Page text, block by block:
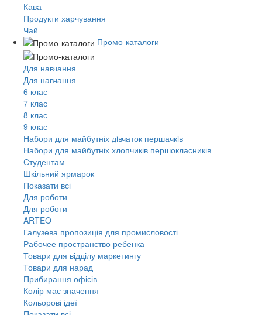
Кава
Продукти харчування
Чай
Промо-каталоги
Для навчання
Для навчання
6 клас
7 клас
8 клас
9 клас
Набори для майбутніх дiвчаток першачкiв
Набори для майбутніх хлопчиків першокласників
Студентам
Шкільний ярмарок
Показати всі
Для роботи
Для роботи
ARTEO
Галузева пропозиція для промисловості
Рабочее пространство ребенка
Товари для відділу маркетингу
Товари для нарад
Прибирання офісів
Колір має значення
Кольорові ідеї